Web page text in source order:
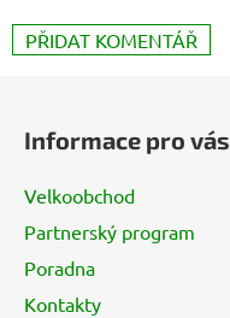
PŘIDAT KOMENTÁŘ
Informace pro vás
Velkoobchod
Partnerský program
Poradna
Kontakty